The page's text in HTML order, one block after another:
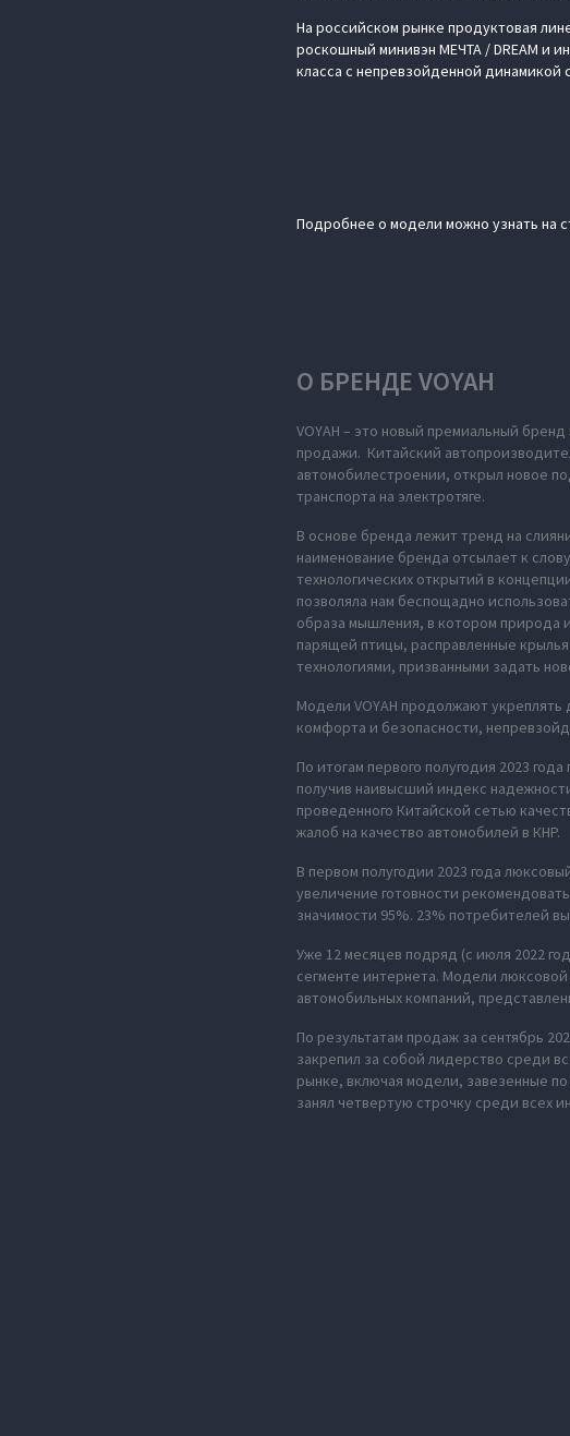
На российском рынке продуктовая
роскошный минивэн МЕЧТА / DREAM и
класса с непревзойденной динамикой
Подробнее о модели можно узнать на
О БРЕНДЕ VOYAH
VOYAH – это новый премиальный
продажи. Китайский
автомобилестроении, открыл новое
транспорта на электротяге.
В основе бренда лежит тренд на
наименование бренда отсылает к
технологических открытий в
позволяла нам беспощадно
образа мышления, в котором природа
парящей птицы, расправленные
технологиями, призванными задать
Модели VOYAH продолжают
комфорта и безопасности,
По итогам первого полугодия 2023
получив наивысший индекс
проведенного Китайской сетью
жалоб на качество автомобилей в КНР.
В первом полугодии 2023 года
увеличение готовности
значимости 95%. 23% потребителей
Уже 12 месяцев подряд (с июля 2022
сегменте интернета. Модели
автомобильных компаний,
По результатам продаж за сентябрь
закрепил за собой лидерство среди
рынке, включая модели, завезенные по
занял четвертую строчку среди всех